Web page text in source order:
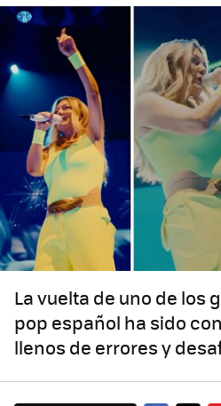
La vuelta de uno de los
pop español ha sido
llenos de errores y